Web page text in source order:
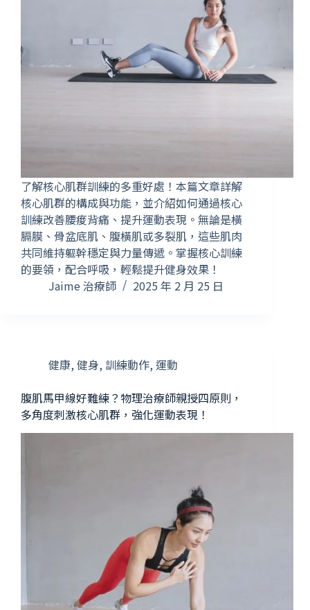
了解核心肌群訓練的多重好處！本篇文章詳解
核心肌群的構成與功能，並介紹如何通過核心
訓練改善腰痠背痛、提升運動表現。無論是橫
膈膜、骨盆底肌、腹橫肌或多裂肌，這些肌肉
共同維持軀幹穩定與力量傳遞。掌握核心訓練
的要領，配合呼吸，輕鬆提升健身效果！
Jaime 治療師
2025 年 2 月 25 日
健康, 健身, 訓練動作, 運動
腹肌馬甲線好難練？物理治療師親授四原則，
多角度刺激核心肌群，強化運動表現！